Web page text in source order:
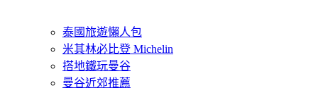
泰國旅遊懶人包
米其林必比登 Michelin
搭地鐵玩曼谷
曼谷近郊推薦